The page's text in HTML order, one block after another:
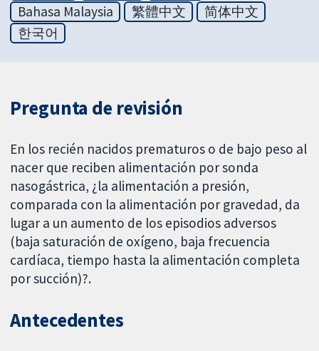
Bahasa Malaysia
繁體中文
简体中文
한국어
Pregunta de revisión
En los recién nacidos prematuros o de bajo peso al
nacer que reciben alimentación por sonda
nasogástrica, ¿la alimentación a presión,
comparada con la alimentación por gravedad, da
lugar a un aumento de los episodios adversos
(baja saturación de oxígeno, baja frecuencia
cardíaca, tiempo hasta la alimentación completa
por succión)?.
Antecedentes